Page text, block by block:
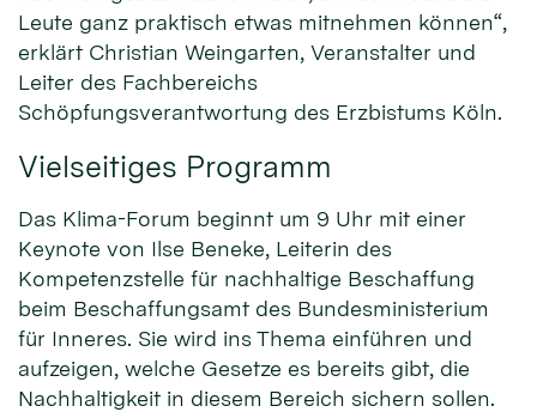
Leute ganz praktisch etwas mitnehmen können“,
erklärt Christian Weingarten, Veranstalter und
Leiter des Fachbereichs
Schöpfungsverantwortung des Erzbistums Köln.
Vielseitiges Programm
Das Klima-Forum beginnt um 9 Uhr mit einer
Keynote von Ilse Beneke, Leiterin des
Kompetenzstelle für nachhaltige Beschaffung
beim Beschaffungsamt des Bundesministerium
für Inneres. Sie wird ins Thema einführen und
aufzeigen, welche Gesetze es bereits gibt, die
Nachhaltigkeit in diesem Bereich sichern sollen.